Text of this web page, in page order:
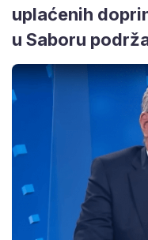
uplaćenih
u Saboru